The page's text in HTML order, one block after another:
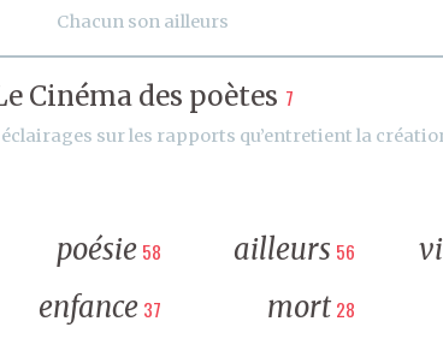
Chacun son ailleurs
Cinéma des poètes 7
sur les rapports qu’entretient la
poésie 58 ailleurs 56
enfance 37 mort 28